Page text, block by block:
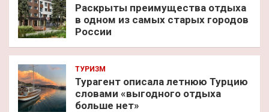
Раскрыты преимущества отдыха
в одном из самых старых городов
России
ТУРИЗМ
Турагент описала летнюю Турцию
словами «выгодного отдыха
больше нет»